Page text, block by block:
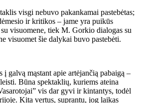
visgi nebuvo pakankamai pastebėtas;
ir kritikos – jame yra puikūs
visuomene, tiek M. Gorkio dialogas su
visuomet šie dalykai buvo pastebėti.
į galvą mąstant apie artėjančią pabaigą –
Būna spektaklių, kuriems ateina
vis dar gyvi ir kintantys, todėl
Kita vertus, suprantu, jog laikas